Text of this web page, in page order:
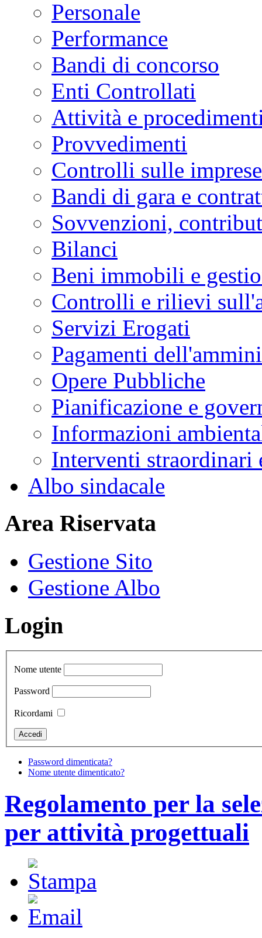
Personale
Performance
Bandi di concorso
Enti Controllati
Attività e
Provvedimenti
Controlli sulle imprese
Bandi di gara e
Sovvenzioni,
Bilanci
Beni immobili e
Controlli e rilievi
Servizi Erogati
Pagamenti
Opere Pubbliche
Pianificazione e
Informazioni
Interventi straordinari
Albo sindacale
Area Riservata
Gestione Sito
Gestione Albo
Login
Nome utente
Password
Ricordami
Password dimenticata?
Nome utente dimenticato?
Regolamento per la
per attività progettuali